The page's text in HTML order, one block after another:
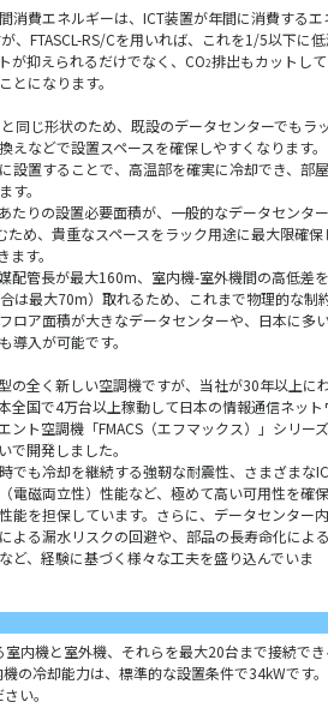
消費エネルギーは、ICT装置が年間に消費するエ
、FTASCL-RS/Cを用いれば、これを1/5以下に低
が抑えられるだけでなく、CO2排出もカットして
とになります。
同じ形状のため、既設のデータセンターでもラッ
えなどで設置スペースを確保しやすくなります。
設置することで、高温部を確実に冷却でき、部屋
す。
たりの設置必要面積が、一般的なデータセンター
ため、貴重なスペースをラック用途に最大限確保し
す。
配管長が最大160m、室内機-室外機間の高低差を
は最大70m）取れるため、これまで物理的な制
ロア面積が大きなデータセンターや、日本に多
導入が可能です。
の全く新しい空調機ですが、当社が30年以上に
全国で4万台以上稼動して日本の情報通信ネット
ント空調機「FMACS（エフマックス）」シリーズ
で開発しました。
でも冷却を継続する強靭な耐震性、さまざまな
電磁両立性）性能など、極めて高い可用性を確保
能を担保しています。さらに、データセンター内
よる漏水リスクの回避や、部品の長寿命化による
ど、経験に基づく様々な工夫を盛り込んでいま
内機と室外機、それらを最大20台まで接続でき
の冷却能力は、標準的な設置条件で34kWです。
い。